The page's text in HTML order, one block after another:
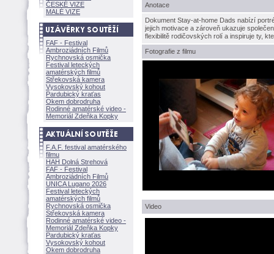
ČESKÉ VIZE
MALÉ VIZE
FAF - Festival
Ambroziádních Filmů
Rychnovská osmička
Festival leteckých
amatérských filmů
Střekovská kamera
Vysokovský kohout
Pardubický kraťas
Okem dobrodruha
Rodinné amatérské video -
Memoriál Zdeňka Kopky
F.A.F. festival amatérského
filmu
HAH Dolná Strehov
FAF - Festival
Ambroziádních Filmů
UNICA Lugano 2026
Festival leteckých
amatérských filmů
Rychnovská osmička
Střekovská kamera
Rodinné amatérské video -
Memoriál Zdeňka Kopky
Pardubický kraťas
Vysokovský kohout
Okem dobrodruha
Anotace
Dokument Stay-at-home Dads nabízí
jejich motivace a zároveň ukazuje
flexibilitě rodičovských rolí a inspiruje ty,
Fotografie z filmu
Video